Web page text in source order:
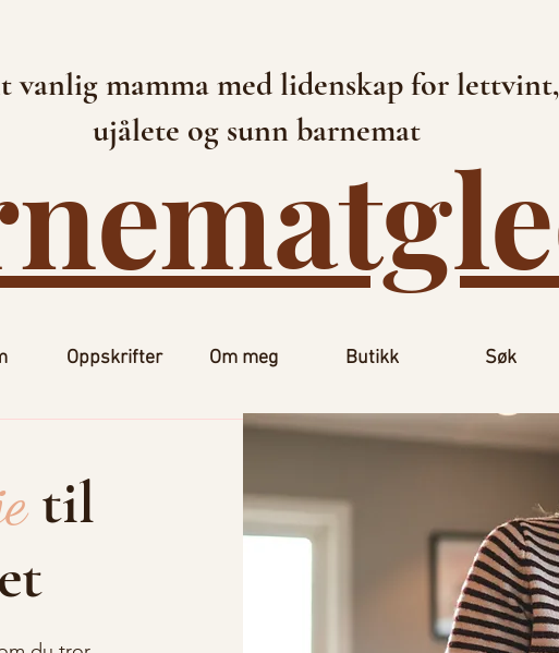
vanlig mamma med lidenskap for lettvint,
ujålete og sunn barnemat
Oppskrifter Om meg Butikk Søk
til